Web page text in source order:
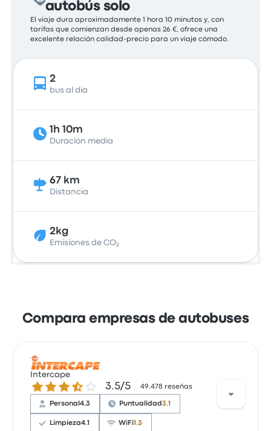
autobús solo
El viaje dura aproximadamente 1 hora 10 minutos y, con
tarifas que comienzan desde apenas 26 €, ofrece una
excelente relación calidad-precio para un viaje cómodo.
2
bus al día
1h 10m
Duración media
67 km
Distancia
2kg
Emisiones de CO₂
Compara empresas de autobuses
Intercape
3.5 sobre 5 estrellas
3.5/5 49.478 reseñas
Personal4.3 Puntualidad3.1
Limpieza4.1 WiFi1.3